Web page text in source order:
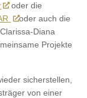
oder die
oder auch die
Diana
Projekte
sicherstellen,
von einer